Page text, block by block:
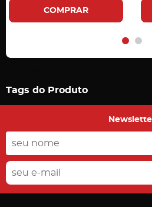
COMPRAR
Tags do Produto